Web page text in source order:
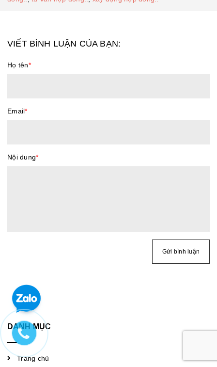
VIẾT BÌNH LUẬN CỦA BẠN:
Họ tên*
Email*
Nội dung*
Gửi bình luận
DANH MỤC
Trang chủ